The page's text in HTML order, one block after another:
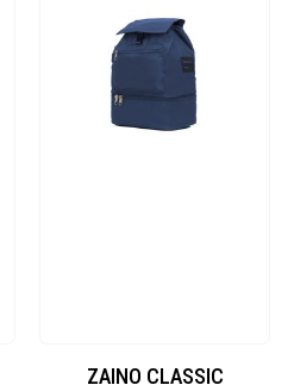
ZAINO CLASSIC